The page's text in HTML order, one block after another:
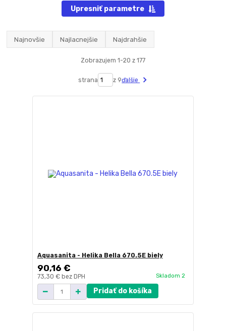
Upresniť parametre
Najnovšie Najlacnejšie Najdrahšie
Zobrazujem 1-20 z 177
strana z 9ďalšie
Aquasanita - Helika Bella 670.5E biely
90,16 €
73,30 € bez DPH Skladom 2
Pridať do košíka